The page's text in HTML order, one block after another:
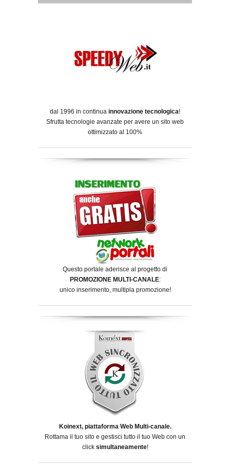
dal 1996 in continua innovazione tecnologica!
Sfrutta tecnologie avanzate per avere un sito web
ottimizzato al 100%
Questo portale aderisce al progetto di
PROMOZIONE MULTI-CANALE:
unico inserimento, multipla promozione!
Koinext, piattaforma Web Multi-canale.
Rottama il tuo sito e gestisci tutto il tuo Web con un
click simultaneamente!